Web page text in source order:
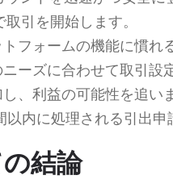
引を開始します。
フォームの機能に慣れ
ニーズに合わせて取引設
、利益の可能性を追い
以内に処理される引出申
結論